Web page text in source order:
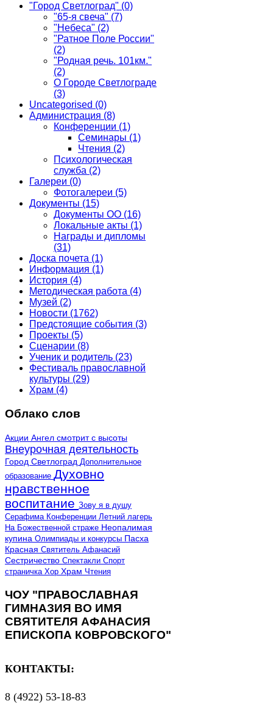
"Город Светлоград" (0)
"65-я свеча" (7)
"Небеса" (2)
"Ратное Поле России"
(2)
"Родная речь. 101км."
(2)
О Городе Светлограде
(3)
Uncategorised (0)
Администрация (8)
Конференции (1)
Семинары (1)
Чтения (2)
Психологическая
служба (2)
Галереи (0)
Фотогалереи (5)
Документы (15)
Документы ОО (16)
Локальные акты (1)
Награды и дипломы
(31)
Доска почета (1)
Информация (1)
История (4)
Методическая работа (4)
Музей (2)
Новости (1762)
Предстоящие события (3)
Проекты (5)
Сценарии (8)
Ученик и родитель (23)
Фестиваль православной
культуры (29)
Храм (4)
Облако слов
Акции Ангел смотрит с высоты
Внеурочная деятельность
Город Светлоград Дополнительное
образование Духовно
нравственное
воспитание Зову я в душу
Серафима Конференции Летний лагерь
На Божественной страже Неопалимая
купина Олимпиады и конкурсы Пасха
Красная Святитель Афанасий
Сестричество Спектакли Спорт
страничка Хор Храм Чтения
ЧОУ "ПРАВОСЛАВНАЯ
ГИМНАЗИЯ ВО ИМЯ
СВЯТИТЕЛЯ АФАНАСИЯ
ЕПИСКОПА КОВРОВСКОГО"
КОНТАКТЫ:
8 (4922) 53-18-83